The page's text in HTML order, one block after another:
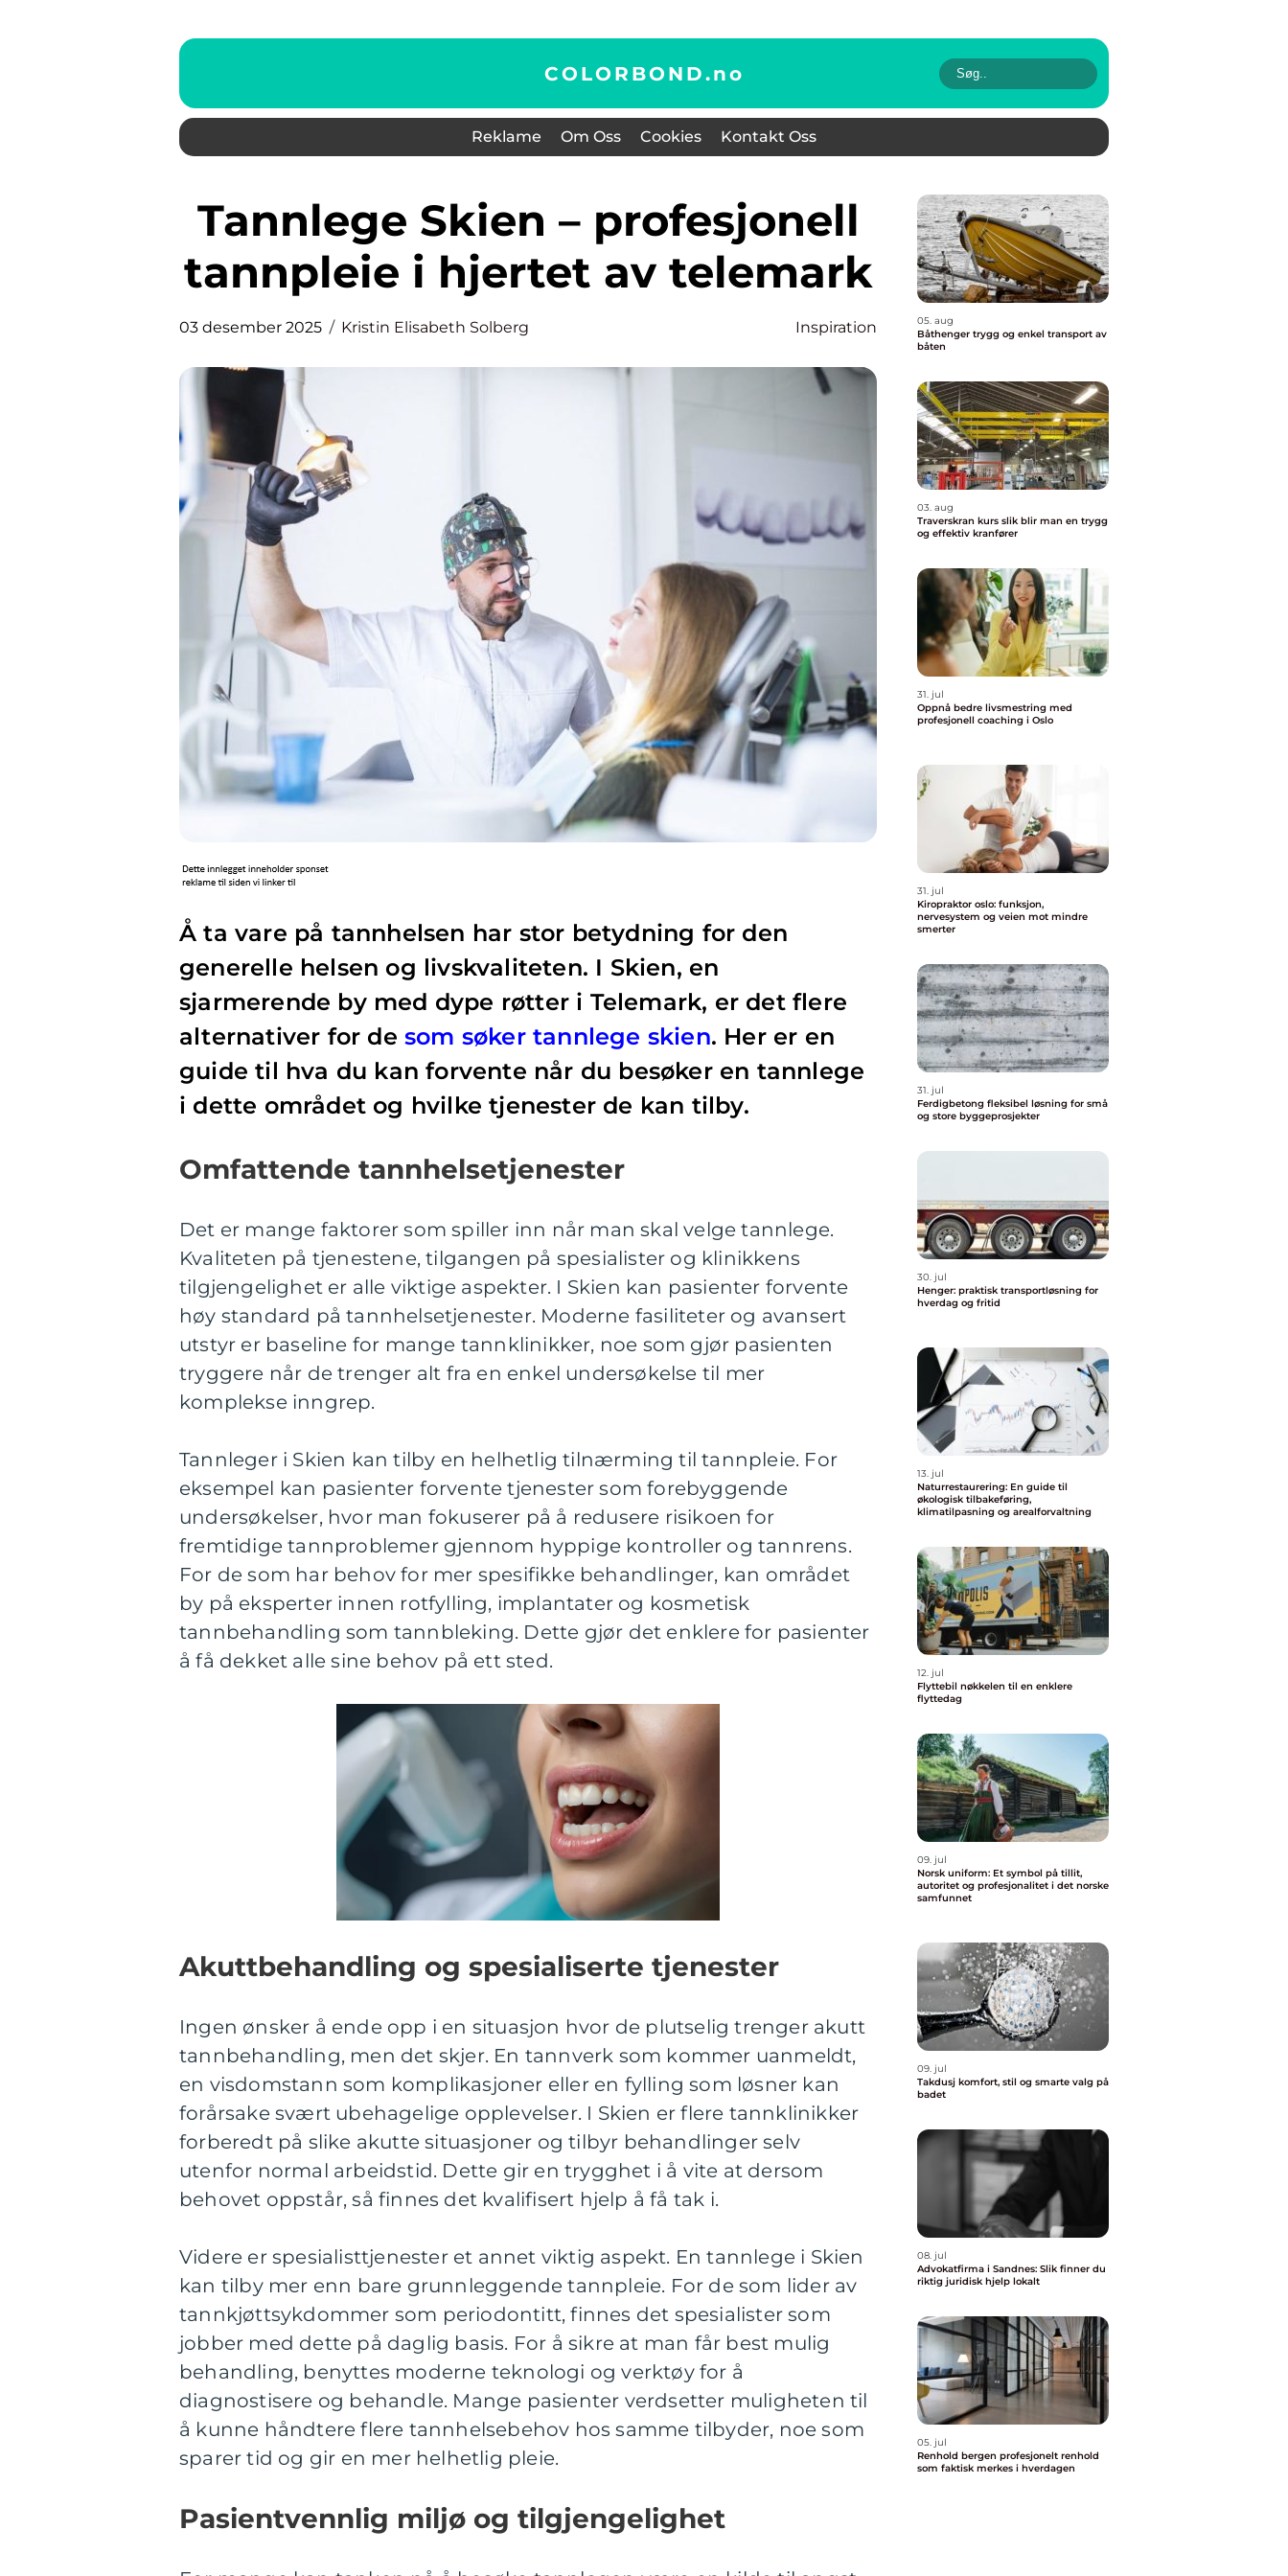
COLORBOND.no
Reklame Om Oss Cookies Kontakt Oss
Tannlege Skien – profesjonell
tannpleie i hjertet av telemark
03 desember 2025 Kristin Elisabeth Solberg Inspiration
Å ta vare på tannhelsen har stor betydning for den
generelle helsen og livskvaliteten. I Skien, en
sjarmerende by med dype røtter i Telemark, er det flere
alternativer for de som søker tannlege skien. Her er en
guide til hva du kan forvente når du besøker en tannlege
i dette området og hvilke tjenester de kan tilby.
Omfattende tannhelsetjenester
Det er mange faktorer som spiller inn når man skal velge tannlege.
Kvaliteten på tjenestene, tilgangen på spesialister og klinikkens
tilgjengelighet er alle viktige aspekter. I Skien kan pasienter forvente
høy standard på tannhelsetjenester. Moderne fasiliteter og avansert
utstyr er baseline for mange tannklinikker, noe som gjør pasienten
tryggere når de trenger alt fra en enkel undersøkelse til mer
komplekse inngrep.
Tannleger i Skien kan tilby en helhetlig tilnærming til tannpleie. For
eksempel kan pasienter forvente tjenester som forebyggende
undersøkelser, hvor man fokuserer på å redusere risikoen for
fremtidige tannproblemer gjennom hyppige kontroller og tannrens.
For de som har behov for mer spesifikke behandlinger, kan området
by på eksperter innen rotfylling, implantater og kosmetisk
tannbehandling som tannbleking. Dette gjør det enklere for pasienter
å få dekket alle sine behov på ett sted.
Akuttbehandling og spesialiserte tjenester
Ingen ønsker å ende opp i en situasjon hvor de plutselig trenger akutt
tannbehandling, men det skjer. En tannverk som kommer uanmeldt,
en visdomstann som komplikasjoner eller en fylling som løsner kan
forårsake svært ubehagelige opplevelser. I Skien er flere tannklinikker
forberedt på slike akutte situasjoner og tilbyr behandlinger selv
utenfor normal arbeidstid. Dette gir en trygghet i å vite at dersom
behovet oppstår, så finnes det kvalifisert hjelp å få tak i.
Videre er spesialisttjenester et annet viktig aspekt. En tannlege i Skien
kan tilby mer enn bare grunnleggende tannpleie. For de som lider av
tannkjøttsykdommer som periodontitt, finnes det spesialister som
jobber med dette på daglig basis. For å sikre at man får best mulig
behandling, benyttes moderne teknologi og verktøy for å
diagnostisere og behandle. Mange pasienter verdsetter muligheten til
å kunne håndtere flere tannhelsebehov hos samme tilbyder, noe som
sparer tid og gir en mer helhetlig pleie.
Pasientvennlig miljø og tilgjengelighet
05. aug
Båthenger trygg og enkel transport av
båten
03. aug
Traverskran kurs slik blir man en trygg
og effektiv kranfører
31. jul
Oppnå bedre livsmestring med
profesjonell coaching i Oslo
31. jul
Kiropraktor oslo: funksjon,
nervesystem og veien mot mindre
smerter
31. jul
Ferdigbetong fleksibel løsning for små
og store byggeprosjekter
30. jul
Henger: praktisk transportløsning for
hverdag og fritid
13. jul
Naturrestaurering: En guide til
økologisk tilbakeføring,
klimatilpasning og arealforvaltning
12. jul
Flyttebil nøkkelen til en enklere
flyttedag
09. jul
Norsk uniform: Et symbol på tillit,
autoritet og profesjonalitet i det norske
samfunnet
09. jul
Takdusj komfort, stil og smarte valg på
badet
08. jul
Advokatfirma i Sandnes: Slik finner du
riktig juridisk hjelp lokalt
05. jul
Renhold bergen profesjonelt renhold
som faktisk merkes i hverdagen